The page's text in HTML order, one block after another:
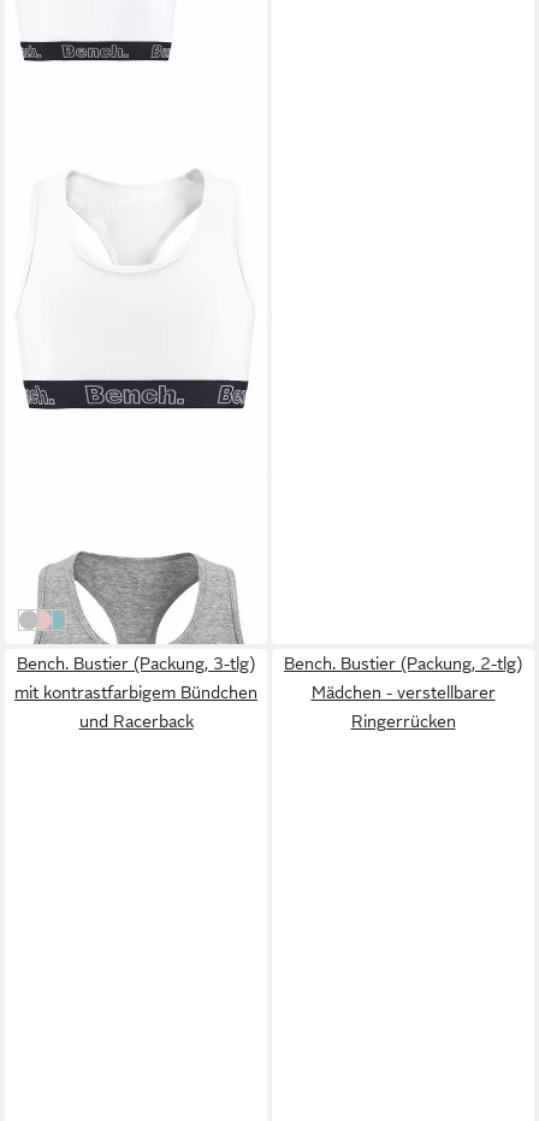
sportlicher Optik mit
Ringerrücken
28,99 €
(9,66 €/ 1 Stk)
schwarz / weiß / grau-meliert
rosa / weiß / grau-meliert
rosa / weiß / salbei
Bench. Bustier (Packung, 3-tlg)
mit kontrastfarbigem Bündchen
und Racerback
Bench. Bustier (Packung, 2-tlg)
Mädchen - verstellbarer
Ringerrücken